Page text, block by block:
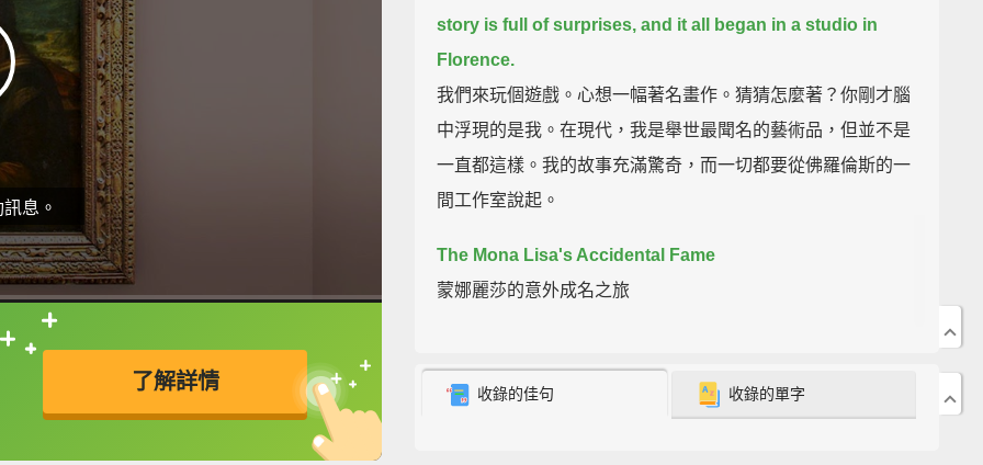
息。
了解詳情
接查字典喔！
英
story is full of surprises, and it all began in a studio in
Florence.
我們來玩個遊戲。心想一幅著名畫作。猜猜怎麼著？你剛才腦
中浮現的是我。在現代，我是舉世最聞名的藝術品，但並不是
一直都這樣。我的故事充滿驚奇，而一切都要從佛羅倫斯的一
間工作室說起。
The Mona Lisa's Accidental Fame
蒙娜麗莎的意外成名之旅
worked on me on and off for a few years towards the end
收錄的佳句 收錄的單字